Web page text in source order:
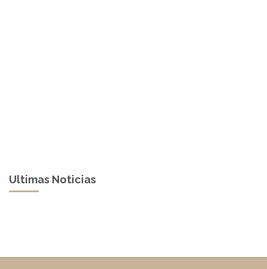
Ultimas Noticias